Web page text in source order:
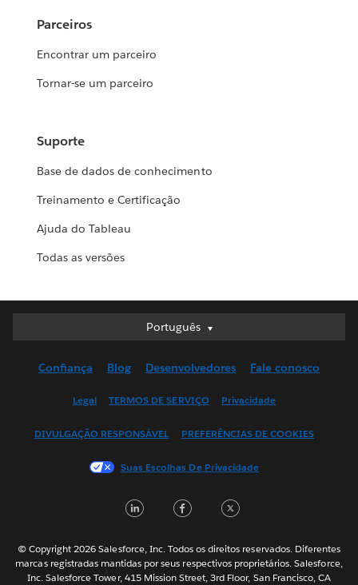
Parceiros
Encontrar um parceiro
Tornar-se um parceiro
Suporte
Base de dados de conhecimento
Treinamento e Certificação
Ajuda do Tableau
Todas as versões
Português
Português
English (UK)
Français (Canada)
日本語
Nederlands
Svenska
Confiança Blog Desenvolvedores Fale conosco
Legal TERMOS DE SERVIÇO Privacidade
DIVULGAÇÃO RESPONSÁVEL PREFERÊNCIAS DE COOKIES
Suas Escolhas De Privacidade
LinkedInFacebook
© Copyright 2026 Salesforce, Inc. Todos os direitos reservados. Diferentes
marcas registradas mantidas por seus respectivos proprietários. Salesforce,
Inc. Salesforce Tower, 415 Mission Street, 3rd Floor, San Francisco, CA